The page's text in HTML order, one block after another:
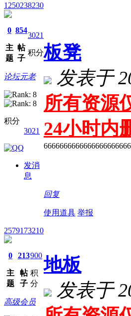
1250238230
0
主
题
854
帖
子
3021
积分
论坛元老
积分
3021
发消
息
板凳
发表于
所有资源
24小时内
回复
使用道具 举报
2579173210
0
主
题
213
帖
子
900
积
分
高级会员
地板
发表于